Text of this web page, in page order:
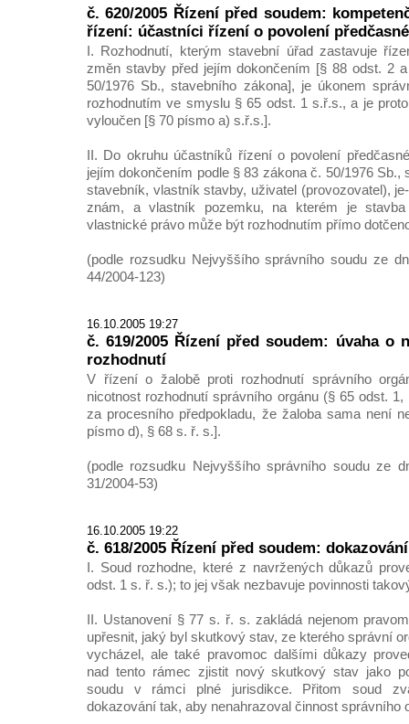
č. 620/2005 Řízení před soudem:
řízení: účastníci řízení o povolení
I. Rozhodnutí, kterým stavební úřad zastavuje
změn stavby před jejím dokončením [§ 88 odst. 2
50/1976 Sb., stavebního zákona], je úkonem
rozhodnutím ve smyslu § 65 odst. 1 s.ř.s., a je
vyloučen [§ 70 písmo a) s.ř.s.].
II. Do okruhu účastníků řízení o povolení
jejím dokončením podle § 83 zákona č. 50/1976 Sb.,
stavebník, vlastník stavby, uživatel (provozovatel),
znám, a vlastník pozemku, na kterém je
vlastnické právo může být rozhodnutím přímo
(podle rozsudku Nejvyššího správního soudu ze
44/2004-123)
16.10.2005 19:27
č. 619/2005 Řízení před soudem: úvaha o
rozhodnutí
V řízení o žalobě proti rozhodnutí správního
nicotnost rozhodnutí správního orgánu (§ 65 odst.
za procesního předpokladu, že žaloba sama není
písmo d), § 68 s. ř. s.].
(podle rozsudku Nejvyššího správního soudu ze
31/2004-53)
16.10.2005 19:22
č. 618/2005 Řízení před soudem: dokazování
I. Soud rozhodne, které z navržených důkazů
odst. 1 s. ř. s.); to jej však nezbavuje povinnosti
II. Ustanovení § 77 s. ř. s. zakládá nejenom
upřesnit, jaký byl skutkový stav, ze kterého správní
vycházel, ale také pravomoc dalšími důkazy
nad tento rámec zjistit nový skutkový stav jako
soudu v rámci plné jurisdikce. Přitom soud
dokazování tak, aby nenahrazoval činnost správního